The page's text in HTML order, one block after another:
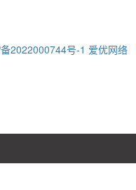
2022000744号-1 爱优网络